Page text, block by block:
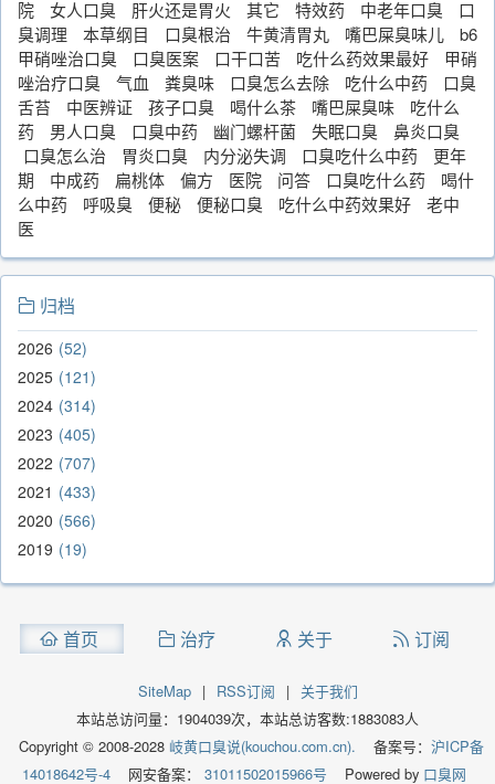
院
女人口臭 肝火还是胃火 其它 特效药 中老年口臭
口
臭调理
本草纲目 口臭根治 牛黄清胃丸 嘴巴屎臭味儿
b6
甲硝唑治口臭
口臭医案 口干口苦 吃什么药效果最好
甲硝
唑治疗口臭
气血 粪臭味 口臭怎么去除 吃什么中药
口臭
舌苔
中医辨证 孩子口臭 喝什么茶 嘴巴屎臭味
吃什么
药
男人口臭 口臭中药 幽门螺杆菌 失眠口臭
鼻炎口臭
口臭怎么治
胃炎口臭 内分泌失调 口臭吃什么中药
更年
期
中成药 扁桃体 偏方 医院 问答 口臭吃什么药
喝什
么中药
呼吸臭 便秘 便秘口臭 吃什么中药效果好
老中
医
归档
2026 52
2025 121
2024 314
2023 405
2022 707
2021
433
2020 566
2019 19
首页 治疗 关于 订阅
SiteMap | RSS订阅 |
关于我们
本站总访问量： 1904039次，本站总访客数:1883083人
Copyright © 2008-2028 岐黄口臭说(kouchou.com.cn). 备案号： 沪ICP备
14018642号-4
网安备案： 31011502015966号 Powered by 口臭网